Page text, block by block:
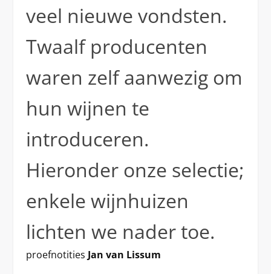
veel nieuwe vondsten.
Twaalf producenten
waren zelf aanwezig om
hun wijnen te
introduceren.
Hieronder onze selectie;
enkele wijnhuizen
lichten we nader toe.
proefnotities Jan van Lissum